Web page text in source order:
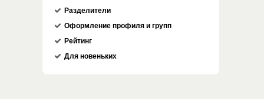
Разделители
Оформление профиля и групп
Рейтинг
Для новеньких